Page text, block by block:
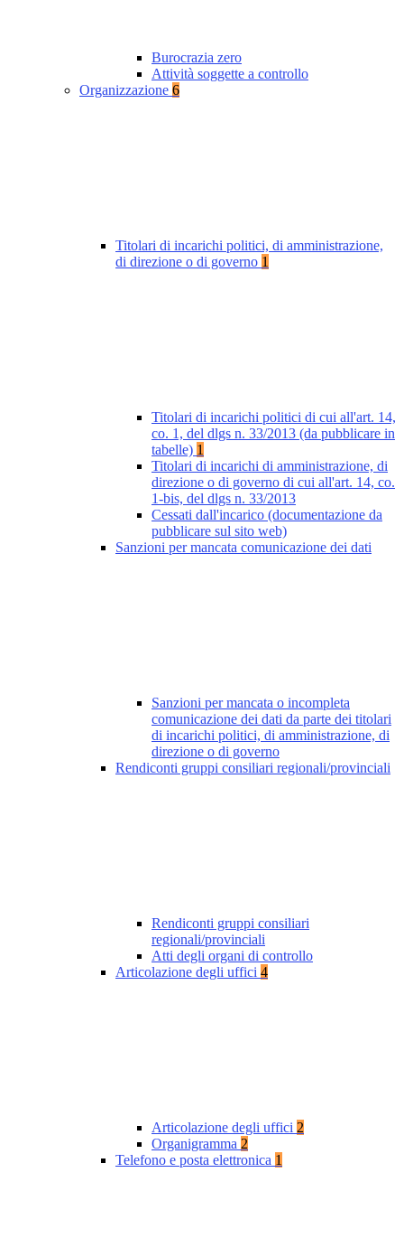
Burocrazia zero
Attività soggette a controllo
Organizzazione 6
Titolari di incarichi politici, di amministrazione,
di direzione o di governo 1
Titolari di incarichi politici di cui all'art. 14,
co. 1, del dlgs n. 33/2013 (da pubblicare in
tabelle) 1
Titolari di incarichi di amministrazione, di
direzione o di governo di cui all'art. 14, co.
1-bis, del dlgs n. 33/2013
Cessati dall'incarico (documentazione da
pubblicare sul sito web)
Sanzioni per mancata comunicazione dei dati
Sanzioni per mancata o incompleta
comunicazione dei dati da parte dei titolari
di incarichi politici, di amministrazione, di
direzione o di governo
Rendiconti gruppi consiliari regionali/provinciali
Rendiconti gruppi consiliari
regionali/provinciali
Atti degli organi di controllo
Articolazione degli uffici 4
Articolazione degli uffici 2
Organigramma 2
Telefono e posta elettronica 1